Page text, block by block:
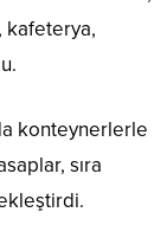
kafeterya,
konteynerlerle
sıra